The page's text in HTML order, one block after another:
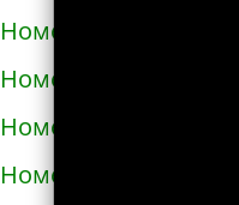
Номера телефонов
Номера телефонов
Номера телефонов
Номера телефонов